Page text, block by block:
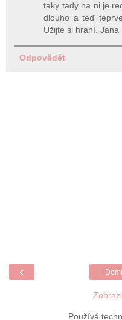
taky tady na ni je
dlouho a teď
Užijte si hraní. Jana
Odpovědět
‹
Používá